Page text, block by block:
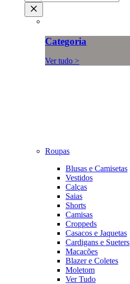
Categoria
Ver tudo >
Roupas
Blusas e Camisetas
Vestidos
Calças
Saias
Shorts
Camisas
Croppeds
Casacos e Jaquetas
Cardigans e Sueters
Macacões
Blazer e Coletes
Moletom
Ver Tudo